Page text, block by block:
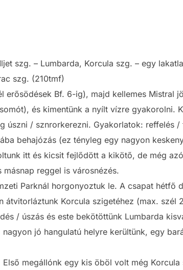
szg. – Lumbarda, Korcula szg. – egy
szg. (210tmf)
erősödések Bf. 6-ig), majd kellemes Mistral
és kimentünk a nyílt vízre gyakorolni.
úszni / sznrorkerezni. Gyakorlatok: reffelés
behajózás (ez tényleg egy nagyon
itt és kicsit fejlődött a kikötő, de még
reggel is városnézés.
Parknál horgonyoztuk le. A csapat hétfő
Korcula szigetéhez (max. szél
/ úszás és este bekötöttünk Lumbarda
jó hangulatú helyre kerültünk, egy
megállónk egy kis öböl volt még